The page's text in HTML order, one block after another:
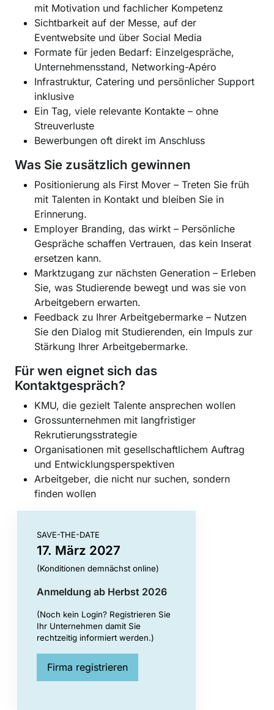
mit Motivation und fachlicher Kompetenz
Sichtbarkeit auf der Messe, auf der
Eventwebsite und über Social Media
Formate für jeden Bedarf: Einzelgespräche,
Unternehmensstand, Networking-Apéro
Infrastruktur, Catering und persönlicher Support
inklusive
Ein Tag, viele relevante Kontakte – ohne
Streuverluste
Bewerbungen oft direkt im Anschluss
Was Sie zusätzlich gewinnen
Positionierung als First Mover – Treten Sie früh
mit Talenten in Kontakt und bleiben Sie in
Erinnerung.
Employer Branding, das wirkt – Persönliche
Gespräche schaffen Vertrauen, das kein Inserat
ersetzen kann.
Marktzugang zur nächsten Generation – Erleben
Sie, was Studierende bewegt und was sie von
Arbeitgebern erwarten.
Feedback zu Ihrer Arbeitgebermarke – Nutzen
Sie den Dialog mit Studierenden, ein Impuls zur
Stärkung Ihrer Arbeitgebermarke.
Für wen eignet sich das
Kontaktgespräch?
KMU, die gezielt Talente ansprechen wollen
Grossunternehmen mit langfristiger
Rekrutierungsstrategie
Organisationen mit gesellschaftlichem Auftrag
und Entwicklungsperspektiven
Arbeitgeber, die nicht nur suchen, sondern
finden wollen
SAVE-THE-DATE
17. März 2027
(Konditionen demnächst online)
Anmeldung ab Herbst 2026
(Noch kein Login? Registrieren Sie
Ihr Unternehmen damit Sie
rechtzeitig informiert werden.)
Firma registrieren